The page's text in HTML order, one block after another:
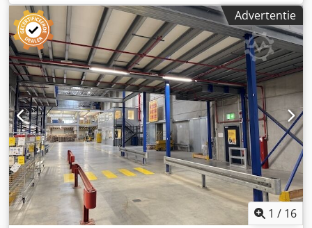
demontage, verpakt en beladen! Slechts ca. € 58 (exclusief
btw) per m²!! Fabrikant: Stow Type: Magazijnvloer
Bouwjaar: 2014 Hoogte onderkant (onderkant ligger): ca.
5,38 m Hoogte bovenkant: vloer: ca. 5,76 m Breedte/diepte:
ca. 17,60 m + ca. 0,80 m overhang Ca. 5 steunpilaren in de
diepte, deels 32 C-profielen, deels ca. 17 C-profielen
Afstand tussen steunpilaren in het voorste gedeelte: ca.
3,70 m / 3,35 m / 5,45 m / 4,73 m Lengte: ca. 69 m
Dwsdezqz Ibopfx Anlea Ca. 19 steunpilaren in de lengte
Draagkracht: 500 kg/m², deels 350 kg Vloerafwerking:
Spaanplaat 38 mm, bovenkant grijs gemêleerd, onderkant
wit Inclusief aanwezige reling, steunpilarafscherming
Staat: goed, bezichtiging is gewenst! Beschikbaar: vanaf ca.
Q4/2026 Locatie: Hamburg
Advertentie
1 / 16